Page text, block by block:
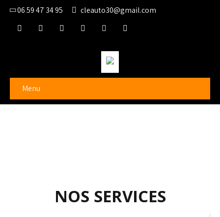
06 59 47 34 95 cleauto30@gmail.com
Menu
NOS SERVICES